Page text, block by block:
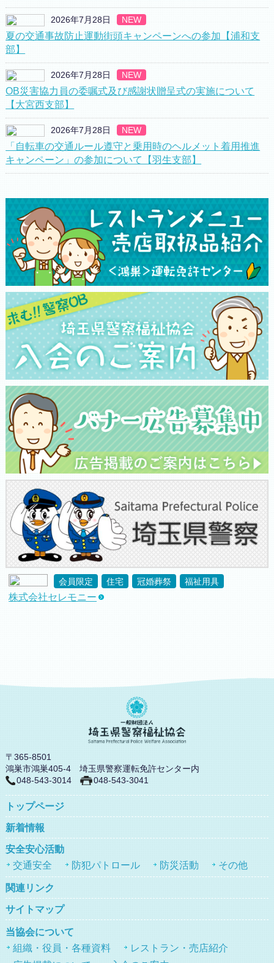
2026年7月28日 NEW
夏の交通事故防止運動街頭キャンペーンへの参加【浦和支
部】
2026年7月28日 NEW
OB災害協力員の委嘱式及び感謝状贈呈式の実施について
【大宮西支部】
2026年7月28日 NEW
「自転車の交通ルール遵守と乗用時のヘルメット着用推進
キャンペーン」の参加について【羽生支部】
会員限定 住宅 冠婚葬祭 福祉用具
株式会社セレモニー
〒365-8501
鴻巣市鴻巣405-4 埼玉県警察運転免許センター内
048-543-3014
048-543-3041
トップページ
新着情報
安全安心活動
交通安全
防犯パトロール 防災活動 その他
関連リンク
サイトマップ
当協会について
組織・役員・各種資料
レストラン・売店紹介